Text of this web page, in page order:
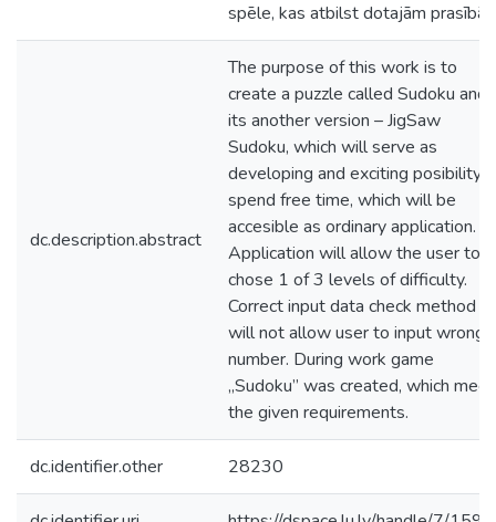
spēle, kas atbilst dotajām
dc.description.abstract
The purpose of this work is to
create a puzzle called Sudoku and
its another version – JigSaw
Sudoku, which will serve as
developing and exciting posibility
spend free time, which will be
accesible as ordinary application.
Application will allow the user to
chose 1 of 3 levels of difficulty.
Correct input data check method
will not allow user to input wrong
number. During work game
„Sudoku” was created, which
the given requirements.
dc.identifier.other 28230